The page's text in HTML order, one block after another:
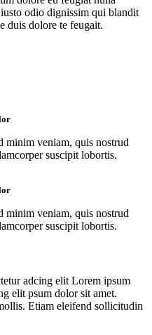
odio dignissim qui blandit
duis dolore te feugait.
minim veniam, quis nostrud
suscipit lobortis.
minim veniam, quis nostrud
suscipit lobortis.
adcing elit Lorem ipsum
elit psum dolor sit amet.
Etiam eleifend sollicitudin